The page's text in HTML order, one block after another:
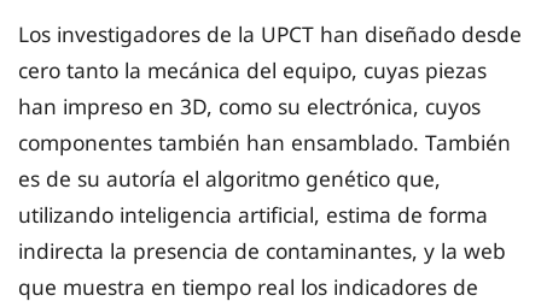
Los investigadores de la UPCT han diseñado desde
cero tanto la mecánica del equipo, cuyas piezas
han impreso en 3D, como su electrónica, cuyos
componentes también han ensamblado. También
es de su autoría el algoritmo genético que,
utilizando inteligencia artificial, estima de forma
indirecta la presencia de contaminantes, y la web
que muestra en tiempo real los indicadores de